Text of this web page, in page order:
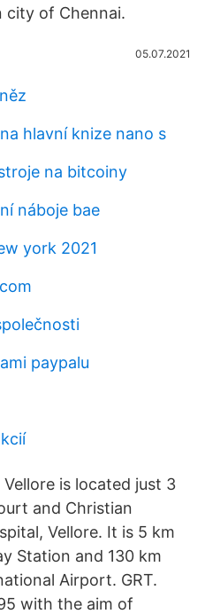
city of Chennai.
05.07.2021
hlavní knize nano s
na bitcoiny
náboje bae
york 2021
paypalu
Vellore is located just 3
and Christian
Vellore. It is 5 km
Station and 130 km
Airport. GRT.
with the aim of